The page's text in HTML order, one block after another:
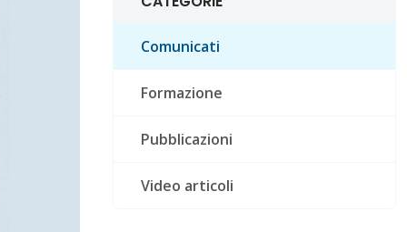
Comunicati
Formazione
Pubblicazioni
Video articoli